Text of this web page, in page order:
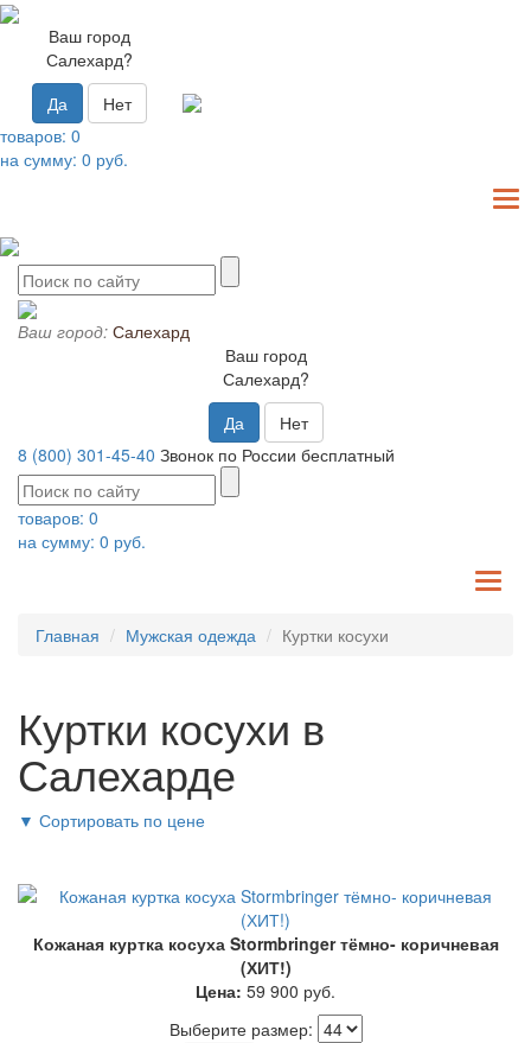
Ваш город
Салехард?
Да
Нет
товаров: 0
на сумму: 0 руб.
Ваш город: Салехард
Ваш город
Салехард?
Да
Нет
8 (800) 301-45-40 Звонок по России бесплатный
товаров: 0
на сумму: 0 руб.
Главная Мужская одежда Куртки косухи
Куртки косухи в
Салехарде
▼ Сортировать по цене
Кожаная куртка косуха Stormbringer тёмно- коричневая
(ХИТ!)
Цена: 59 900 руб.
Выберите размер: